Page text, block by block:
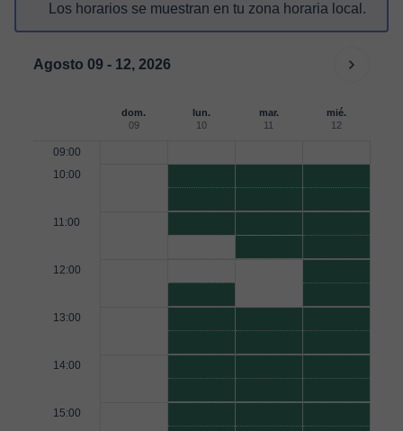
Los horarios se muestran en tu zona horaria local.
Agosto 09 - 12, 2026
dom.
09
lun.
10
mar.
11
mié.
12
09:00
10:00
11:00
12:00
13:00
14:00
15:00